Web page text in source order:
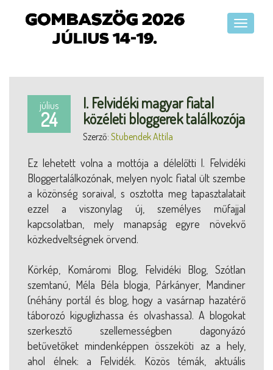
július
24
I. Felvidéki magyar fiatal
közéleti bloggerek találkozója
Szerző: Stubendek Attila
Ez lehetett volna a mottója a délelőtti I. Felvidéki
Bloggertalálkozónak, melyen nyolc fiatal ült szembe
a közönség soraival, s osztotta meg tapasztalatait
ezzel a viszonylag új, személyes műfajjal
kapcsolatban, mely manapság egyre növekvő
közkedveltségnek örvend.
Körkép, Komáromi Blog, Felvidéki Blog, Szótlan
szemtanú, Méla Béla blogja, Párkányer, Mandiner
(néhány portál és blog, hogy a vasárnap hazatérő
táborozó kiguglizhassa és olvashassa). A blogokat
szerkesztő szellemességben dagonyázó
betűvetőket mindenképpen összeköti az a hely,
ahol élnek: a Felvidék. Közös témák, aktuális